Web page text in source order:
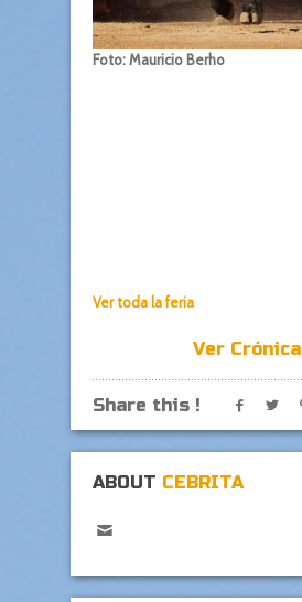
Foto: Mauricio Berho
Ver toda la feria
Ver Crónica
Share this !
ABOUT CEBRITA